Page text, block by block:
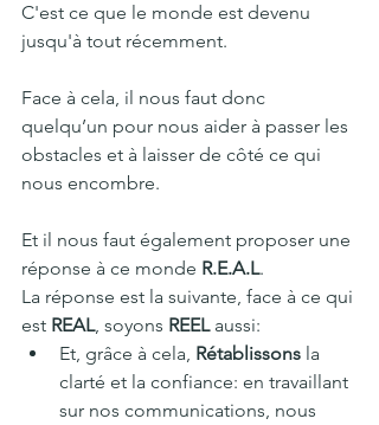
C'est ce que le monde est devenu
jusqu'à tout récemment.
Face à cela, il nous faut donc
quelqu’un pour nous aider à passer les
obstacles et à laisser de côté ce qui
nous encombre.
Et il nous faut également proposer une
réponse à ce monde R.E.A.L.
La réponse est la suivante, face à ce qui
est REAL, soyons REEL aussi:
Et, grâce à cela, Rétablissons la
clarté et la confiance: en travaillant
sur nos communications, nous